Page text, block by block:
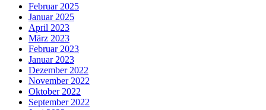
Februar 2025
Januar 2025
April 2023
März 2023
Februar 2023
Januar 2023
Dezember 2022
November 2022
Oktober 2022
September 2022